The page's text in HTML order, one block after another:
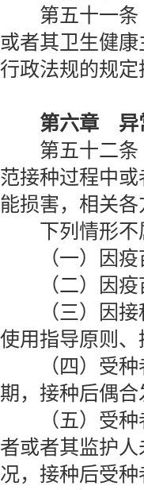
第五十一条
或者其卫生健
行政法规的规定
第六章 异
第五十二条
范接种过程中
能损害，相关
下列情形不
（一）因疫
（二）因疫
（三）因接种
使用指导原则
（四）受种者
期，接种后偶合
（五）受种者
者或者其监护
况，接种后受